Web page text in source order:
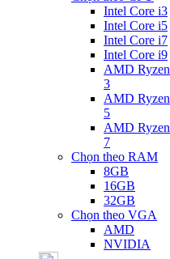
Intel Core i3
Intel Core i5
Intel Core i7
Intel Core i9
AMD Ryzen
3
AMD Ryzen
5
AMD Ryzen
7
Chọn theo RAM
8GB
16GB
32GB
Chọn theo VGA
AMD
NVIDIA